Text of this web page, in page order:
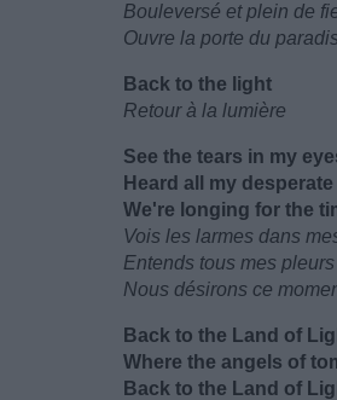
Bouleversé et plein de
Ouvre la porte du
Back to the light
Retour à la lumière
See the tears in my
Heard all my
We're longing for the
Vois les larmes dans
Entends tous mes
Nous désirons ce
Back to the Land of
Where the angels of
Back to the Land of